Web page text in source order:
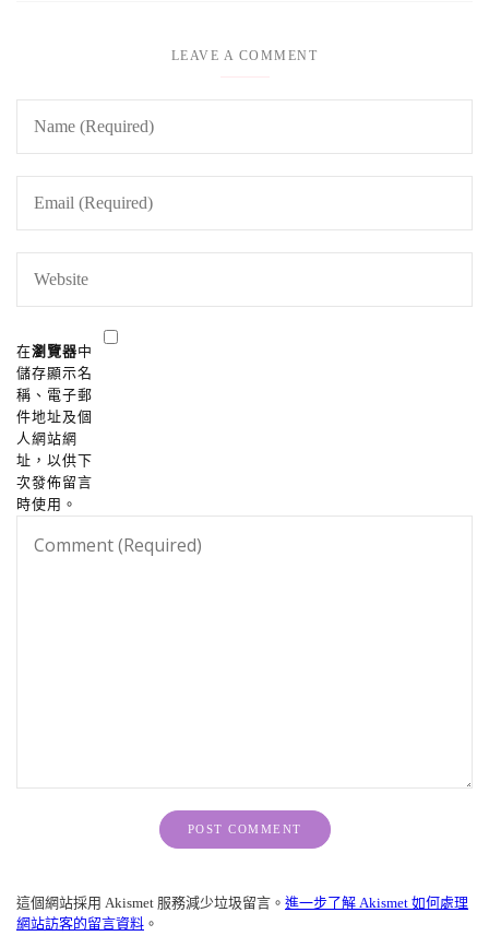
LEAVE A COMMENT
在瀏覽器中
儲存顯示名
稱、電子郵
件地址及個
人網站網
址，以供下
次發佈留言
時使用。
這個網站採用 Akismet 服務減少垃圾留言。 進一步了解 Akismet 如何處理
網站訪客的留言資料 。